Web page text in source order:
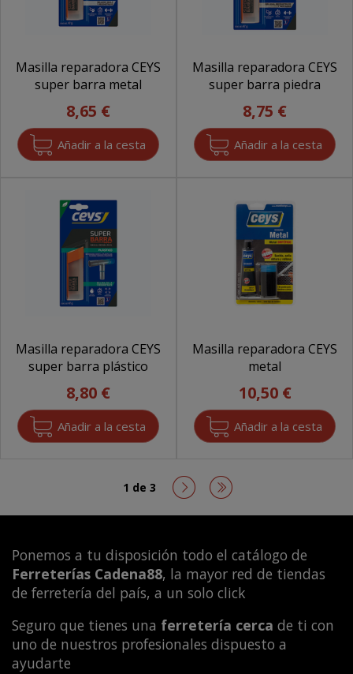
Masilla reparadora CEYS
super barra metal
8,65 €
Masilla reparadora CEYS
super barra piedra
8,75 €
Masilla reparadora CEYS
super barra plástico
8,80 €
Masilla reparadora CEYS
metal
10,50 €
1 de 3
Ponemos a tu disposición todo el catálogo de
Ferreterías Cadena88, la mayor red de tiendas
de ferretería del país, a un solo click
Seguro que tienes una ferretería cerca de ti con
uno de nuestros profesionales dispuesto a
ayudarte